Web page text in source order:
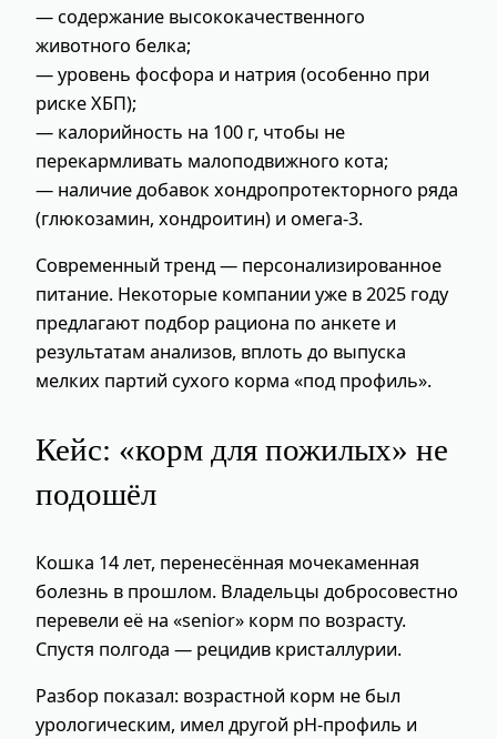
— содержание высококачественного
животного белка;
— уровень фосфора и натрия (особенно при
риске ХБП);
— калорийность на 100 г, чтобы не
перекармливать малоподвижного кота;
— наличие добавок хондропротекторного ряда
(глюкозамин, хондроитин) и омега‑3.
Современный тренд — персонализированное
питание. Некоторые компании уже в 2025 году
предлагают подбор рациона по анкете и
результатам анализов, вплоть до выпуска
мелких партий сухого корма «под профиль».
Кейс: «корм для пожилых» не
подошёл
Кошка 14 лет, перенесённая мочекаменная
болезнь в прошлом. Владельцы добросовестно
перевели её на «senior» корм по возрасту.
Спустя полгода — рецидив кристаллурии.
Разбор показал: возрастной корм не был
урологическим, имел другой pH‑профиль и